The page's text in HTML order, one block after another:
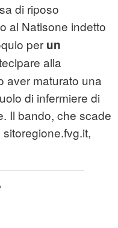
di riposo
al Natisone indetto
per un
alla
aver maturato una
di infermiere di
Il bando, che scade